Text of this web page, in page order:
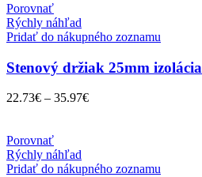
Porovnať
Rýchly náhľad
Pridať do nákupného zoznamu
Stenový držiak 25mm izolácia
22.73€ – 35.97€
Porovnať
Rýchly náhľad
Pridať do nákupného zoznamu